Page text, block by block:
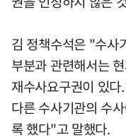
김 정책수석은 "수사
부분과 관련해서는
재수사요구권이 있
다른 수사기관의 수
록 했다"고 말했다.